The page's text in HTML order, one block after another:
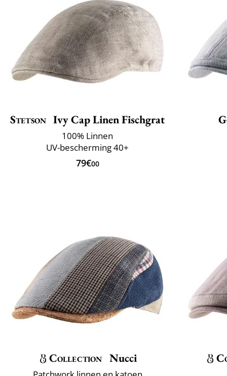
Stetson Ivy Cap Linen Fischgrat
100% Linnen
UV-bescherming 40+
79€00
Collection Nucci